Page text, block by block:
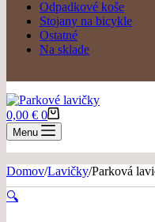
Odpadkové koše
Stojany na bicykle
Ostatné
Na sklade
Nákupný
košík
0,00 € 0
Menu
Domov/Lavičky/Parková
🔍